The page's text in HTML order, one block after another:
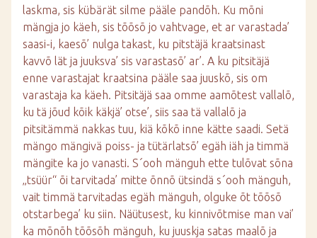
laskma, sis kübärät silme pääle pandõh. Ku mõni
mängja jo käeh, sis tõõsõ jo vahtvage, et ar varastada’
saasi-i, kaesõ’ nulga takast, ku pitstäjä kraatsinast
kavvõ lät ja juuksva’ sis varastasõ’ ar’. A ku pitsitäjä
enne varastajat kraatsina pääle saa juuskõ, sis om
varastaja ka käeh. Pitsitäjä saa omme aamõtest vallalõ,
ku tä jõud kõik käkjä’ otse’, siis saa tä vallalõ ja
pitsitämmä nakkas tuu, kiä kõkõ inne kätte saadi. Setä
mängo mängivä poiss- ja tütärlatsõ’ egäh iäh ja timmä
mängite ka jo vanasti. S´ooh mänguh ette tulõvat sõna
„tsüür“ õi tarvitada’ mitte õnnõ ütsindä s´ooh mänguh,
vait timmä tarvitadas egäh mänguh, olguke õt tõõsõ
otstarbega’ ku siin. Näütusest, ku kinnivõtmise man vai’
ka mõnõh tõõsõh mänguh, ku juuskja satas maalõ ja